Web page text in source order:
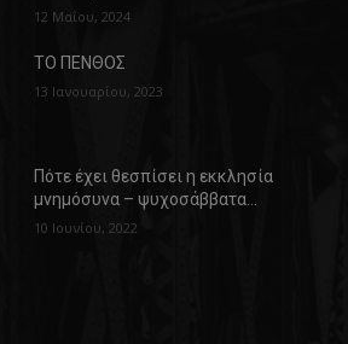
12 Μαΐου, 2024
ΤΟ ΠΕΝΘΟΣ
13 Ιανουαρίου, 2023
Πότε έχει θεσπίσει η εκκλησία
μνημόσυνα – ψυχοσάββατα…
10 Ιουνίου, 2022